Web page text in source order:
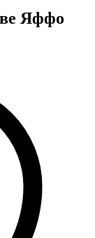
Яффо